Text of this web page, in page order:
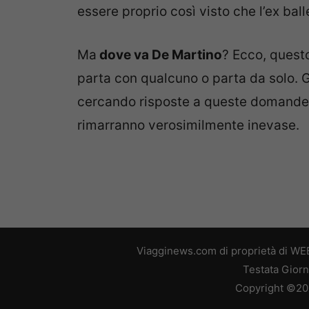
essere proprio così visto che l’ex
Ma dove va De Martino? Ecco,
parta con qualcuno o parta da solo.
cercando risposte a queste
rimarranno verosimilmente inevase.
Viagginews.com di proprietà di
Testata
Copyright